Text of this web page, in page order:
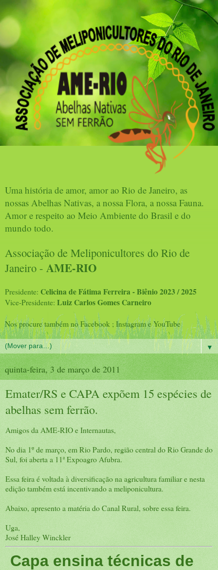
Uma história de amor, amor ao Rio de Janeiro, as
nossas Abelhas Nativas, a nossa Flora, a nossa Fauna.
Amor e respeito ao Meio Ambiente do Brasil e do
mundo todo.
Associação de Meliponicultores do Rio de
Janeiro - AME-RIO
Presidente: Celicina de Fátima Ferreira - Biênio 2023 / 2025
Vice-Presidente: Luiz Carlos Gomes Carneiro
Nos procure também no Facebook ; Instagram e YouTube
▼
quinta-feira, 3 de março de 2011
Emater/RS e CAPA expõem 15 espécies de
abelhas sem ferrão.
Amigos da AME-RIO e Internautas,
No dia 1º de março, em Rio Pardo, região central do Rio Grande do
Sul, foi aberta a 11ª Expoagro Afubra.
Essa feira é voltada à diversificação na agricultura familiar e nesta
edição também está incentivando a meliponicultura.
Abaixo, apresento a matéria do Canal Rural, sobre essa feira.
Uga,
José Halley Winckler
Capa ensina técnicas de